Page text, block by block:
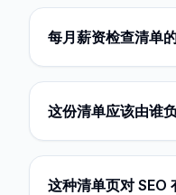
每月薪资检查清单
这份清单应该由谁
这种清单页对 SEO